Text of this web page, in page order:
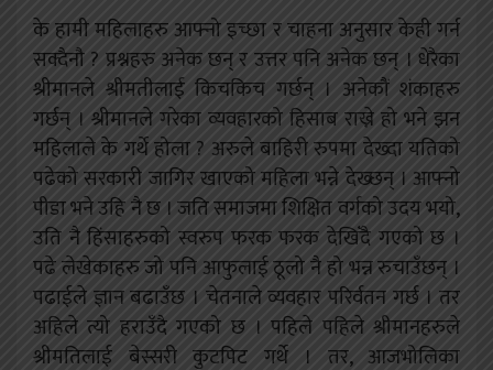
के हामी महिलाहरु आफ्नो इच्छा र चाहना अनुसार केही गर्न
सक्दैनौ ? प्रश्नहरु अनेक छन् र उत्तर पनि अनेक छन् । धेरैका
श्रीमानले श्रीमतीलाई किचकिच गर्छन् । अनेकौं शंकाहरु
गर्छन् । श्रीमानले गरेका व्यवहारको हिसाब राख्ने हो भने झन
महिलाले के गर्थे होला ? अरुले बाहिरी रुपमा देख्दा यतिको
पढेको सरकारी जागिर खाएको महिला भन्ने देख्छन् । आफ्नो
पीडा भने उहि नै छ । जति समाजमा शिक्षित वर्गको उदय भयो,
उति नै हिंसाहरुको स्वरुप फरक फरक देखिँदै गएको छ ।
पढे लेखेकाहरु जो पनि आफुलाई ठूलो नै हो भन्न रुचाउँछन् ।
पढाईले ज्ञान बढाउँछ । चेतनाले व्यवहार परिर्वतन गर्छ । तर
अहिले त्यो हराउँदै गएको छ । पहिले पहिले श्रीमानहरुले
श्रीमतिलाई बेस्सरी कुटपिट गर्थे । तर, आजभोलिका